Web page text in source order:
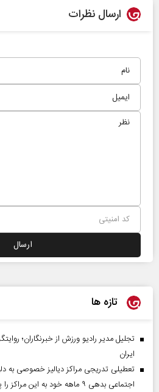
ارسال نظرات
تازه ها
تجلیل مدیر رادیو ورزش از خبرنگاران؛
ایران
تعطیلی تدریجی مراکز دیالیز خصوصی به
اجتماعی بدهی ۹ ماهه خود به این مراکز را پرداخت کند